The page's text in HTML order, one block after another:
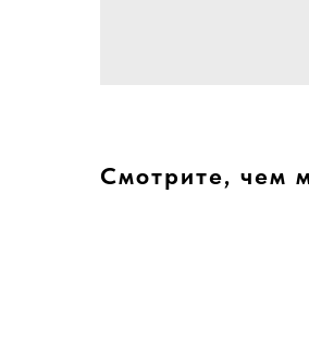
Смотрите, чем